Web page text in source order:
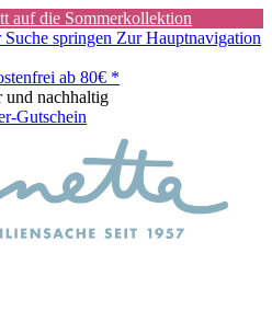
auf die Sommerkollektion
Suche springen Zur Hauptnavigation
ab 80€ *
und nachhaltig
Gutschein